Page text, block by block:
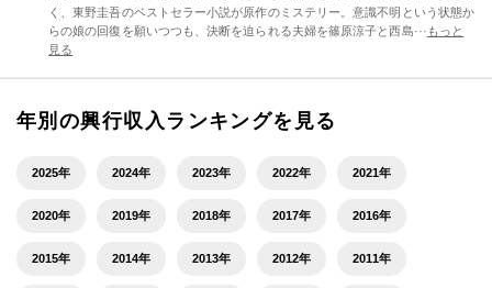
く、東野圭吾のベストセラー小説が原作のミステリー。意識不明という状態か
らの娘の回復を願いつつも、決断を迫られる夫婦を篠原涼子と西島··· もっと
見る
年別の興行収入ランキングを見る
2025年 2024年 2023年 2022年 2021年
2020年 2019年 2018年 2017年 2016年
2015年 2014年 2013年 2012年 2011年